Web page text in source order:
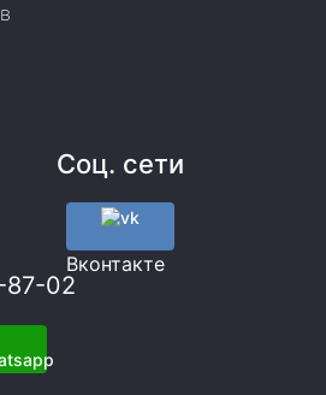
87-02
Соц. сети
Вконтакте